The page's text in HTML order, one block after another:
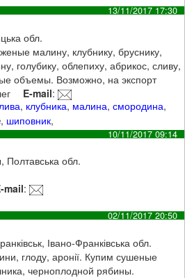
13/11/2017 17:30
обл.
малину, клубнику, бруснику,
голубику, облепиху, абрикос, сливу,
объемы. Возможно, на экспорт
E-mail:
, клубника, малина,смородина,
, шиповник,
10/11/2017 09:14
Полтавська обл.
mail:
02/11/2017 20:50
Івано-Франківська обл.
глоду, аронії. Купим сушеные
черноплодной рябины.